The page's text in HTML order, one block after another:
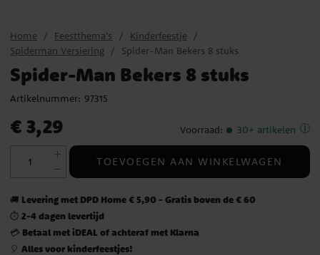
Home Feestthema's
Kinderfeestje
Spiderman Versiering
Spider-Man Bekers 8 stuks
Spider-Man Bekers 8 stuks
Artikelnummer: 97315
Prijs: € 3,29
€ 3,29 Voorraad: 30+ artikelen
TOEVOEGEN AAN WINKELWAGEN
🚚 Levering met DPD Home € 5,90 - Gratis boven de € 60
⏱️ 2-4 dagen levertijd
💳 Betaal met iDEAL of achteraf met Klarna
🎈 Alles voor kinderfeestjes!